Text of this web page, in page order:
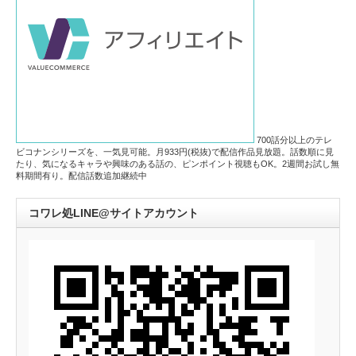
700話分以上のテレ
ビコナンシリーズを、一気見可能。月933円(税抜)で配信作品見放題。話数順に見
たり、気になるキャラや興味のある話の、ピンポイント視聴もOK。2週間お試し無
料期間有り。配信話数追加継続中
コワレ処LINE@サイトアカウント